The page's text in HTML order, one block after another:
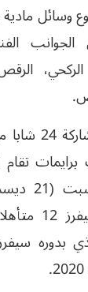
وسائل مادية
الركحي،
ويسجل
برايمات
أول
بدوره